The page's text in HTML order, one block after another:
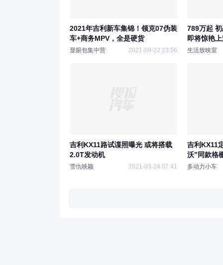
2021年吉利新车集锦！领克07伪装
车+商务MPV，全是硬货
显眼包集中营 2021-09-22 23:56
789万起
即将惊艳
生活放映室
吉利KX11路试谍照曝光 或将搭载
2.0T发动机
雪仇映颖 2021-03-24 07:41
吉利KX11
沃”同款格
多动力小车